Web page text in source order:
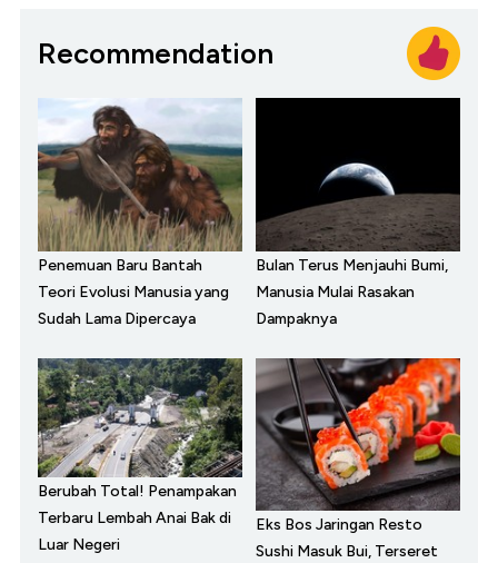
Recommendation
Penemuan Baru Bantah
Teori Evolusi Manusia yang
Sudah Lama Dipercaya
Bulan Terus Menjauhi Bumi,
Manusia Mulai Rasakan
Dampaknya
Berubah Total! Penampakan
Terbaru Lembah Anai Bak di
Luar Negeri
Eks Bos Jaringan Resto
Sushi Masuk Bui, Terseret